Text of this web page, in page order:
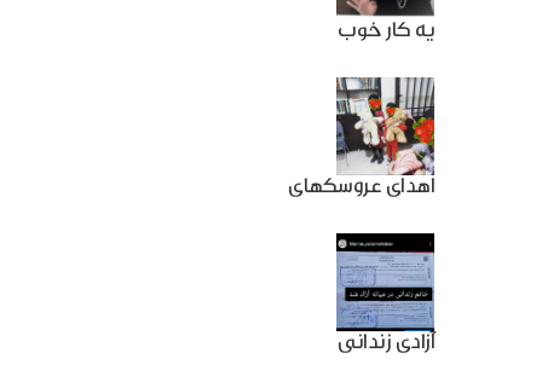
یه کار خوب
اهدای عروسکهای
آزادی زندانی